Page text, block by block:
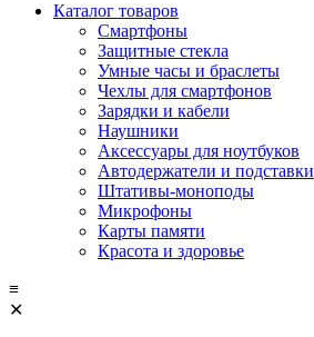
Каталог товаров
Смартфоны
Защитные стекла
Умные часы и браслеты
Чехлы для смартфонов
Зарядки и кабели
Наушники
Аксессуары для ноутбуков
Автодержатели и подставки
Штативы-моноподы
Микрофоны
Карты памяти
Красота и здоровье
≡
✕